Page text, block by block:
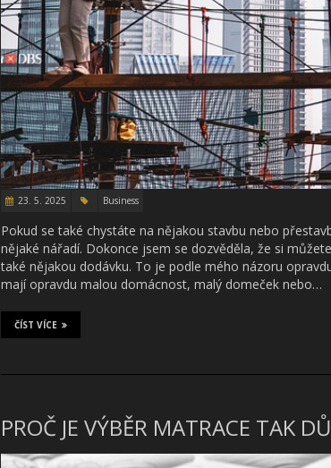
23. 5. 2025 Business
Pokud se také chystáte na nějakou stavbu nebo
nějaké nářadí. Dokonce jsem se dozvěděla, že si
také nějakou dodávku. To je podle mého názoru
mají opravdu malou domácnost, malý domeček nebo…
ČÍST VÍCE
PROČ JE VÝBĚR MATRACE TAK